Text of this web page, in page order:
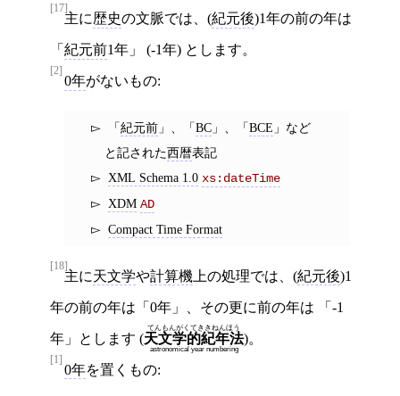
[17]
主に歴史の文脈では、(紀元後)1年の前の年は
「 紀元前1年」 (-1年) とします。
[2]
0年がないもの:
「紀元前 」、「BC 」、「BCE 」など
と記された西暦表記
XML Schema 1.0 xs:dateTime
XDM AD
Compact Time Format
[18]
主に天文学や計算機 上の処理では、(紀元後)1
年の前の年は「0年」、その更に前の年は 「-1
年」とします (天文学的紀年法
てんもんがくてききねんほう
astronomical year numbering
)。
[1]
0年を置くもの: